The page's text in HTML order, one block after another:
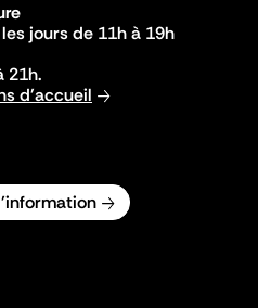
jours de 11h à 19h
21h.
d'accueil